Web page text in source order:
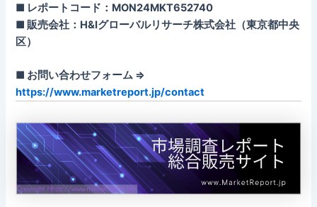
■ レポートコード：MON24MKT652740
■ 販売会社：H&Iグローバルリサーチ株式会社（東京都中央
区）
■ お問い合わせフォーム ⇒
https://www.marketreport.jp/contact